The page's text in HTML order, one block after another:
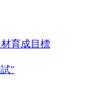
育成目標
"